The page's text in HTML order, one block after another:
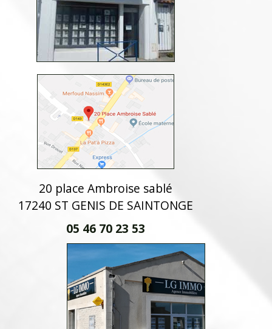
20 place Ambroise sablé
17240 ST GENIS DE SAINTONGE
05 46 70 23 53